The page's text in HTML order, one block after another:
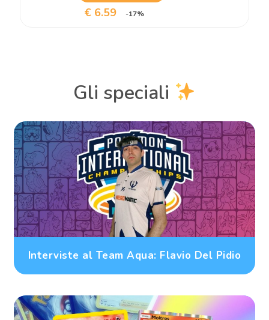
€ 6.59 -17%
Gli speciali
Interviste al Team Aqua: Flavio Del Pidio